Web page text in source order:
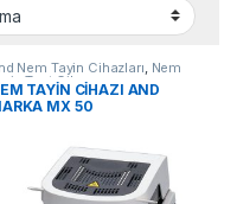
Nem Tayin Cihazları, Nem
Test Cihazı
TAYİN CİHAZI AND
MX 50